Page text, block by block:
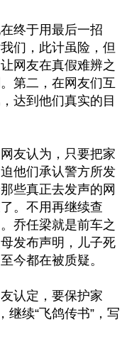
终于用最后一招
们，此计虽险，但
网友在真假难辨之
第二，在网友们互
达到他们真实的目
友认为，只要把家
他们承认警方所发
些真正去发声的网
。不用再继续查
乔任梁就是前车之
发布声明，儿子死
今都在被质疑。
认定，要保护家
继续“飞鸽传书”，写